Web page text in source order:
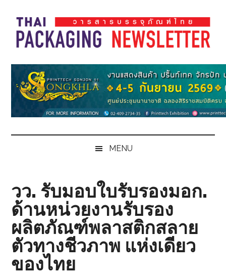
main
content
secondary
menu
primary
sidebar
footer
Thai
Pack
Magazine
Pack
Magazine
MENU
วว. รับมอบใบรับรองมอก.
ด้านหน่วยงานรับรอง
ผลิตภัณฑ์พลาสติกสลาย
ตัวทางชีวภาพ แห่งเดียว
ของไทย